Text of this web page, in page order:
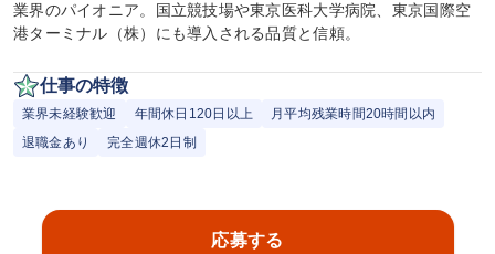
業界のパイオニア。国立競技場や東京医科大学病院、東京国際空
港ターミナル（株）にも導入される品質と信頼。
仕事の特徴
業界未経験歓迎 年間休日120日以上
月平均残業時間20時間以内
退職金あり
完全週休2日制
応募する